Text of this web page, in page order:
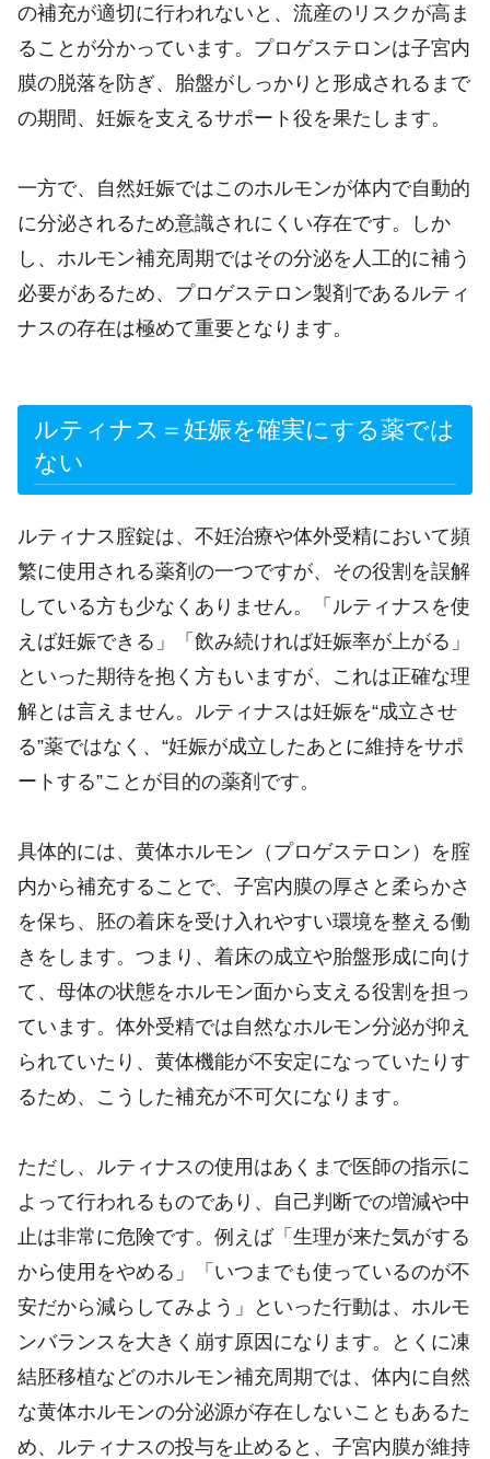
の補充が適切に行われないと、流産のリスクが高ま
ることが分かっています。プロゲステロンは子宮内
膜の脱落を防ぎ、胎盤がしっかりと形成されるまで
の期間、妊娠を支えるサポート役を果たします。
一方で、自然妊娠ではこのホルモンが体内で自動的
に分泌されるため意識されにくい存在です。しか
し、ホルモン補充周期ではその分泌を人工的に補う
必要があるため、プロゲステロン製剤であるルティ
ナスの存在は極めて重要となります。
ルティナス＝妊娠を確実にする薬では
ない
ルティナス腟錠は、不妊治療や体外受精において頻
繁に使用される薬剤の一つですが、その役割を誤解
している方も少なくありません。「ルティナスを使
えば妊娠できる」「飲み続ければ妊娠率が上がる」
といった期待を抱く方もいますが、これは正確な理
解とは言えません。ルティナスは妊娠を“成立させ
る”薬ではなく、“妊娠が成立したあとに維持をサポ
ートする”ことが目的の薬剤です。
具体的には、黄体ホルモン（プロゲステロン）を腟
内から補充することで、子宮内膜の厚さと柔らかさ
を保ち、胚の着床を受け入れやすい環境を整える働
きをします。つまり、着床の成立や胎盤形成に向け
て、母体の状態をホルモン面から支える役割を担っ
ています。体外受精では自然なホルモン分泌が抑え
られていたり、黄体機能が不安定になっていたりす
るため、こうした補充が不可欠になります。
ただし、ルティナスの使用はあくまで医師の指示に
よって行われるものであり、自己判断での増減や中
止は非常に危険です。例えば「生理が来た気がする
から使用をやめる」「いつまでも使っているのが不
安だから減らしてみよう」といった行動は、ホルモ
ンバランスを大きく崩す原因になります。とくに凍
結胚移植などのホルモン補充周期では、体内に自然
な黄体ホルモンの分泌源が存在しないこともあるた
め、ルティナスの投与を止めると、子宮内膜が維持